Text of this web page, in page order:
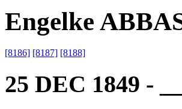
Engelke
[8186] [8187] [8188]
25 DEC 1849 -